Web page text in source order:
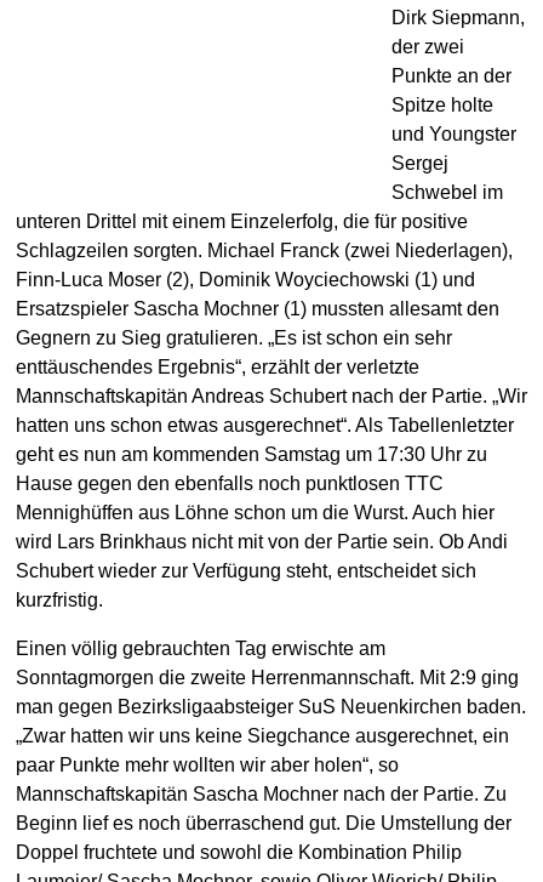
Dirk Siepmann,
der zwei
Punkte an der
Spitze holte
und Youngster
Sergej
Schwebel im
unteren Drittel mit einem Einzelerfolg, die für positive
Schlagzeilen sorgten. Michael Franck (zwei Niederlagen),
Finn-Luca Moser (2), Dominik Woyciechowski (1) und
Ersatzspieler Sascha Mochner (1) mussten allesamt den
Gegnern zu Sieg gratulieren. „Es ist schon ein sehr
enttäuschendes Ergebnis“, erzählt der verletzte
Mannschaftskapitän Andreas Schubert nach der Partie. „Wir
hatten uns schon etwas ausgerechnet“. Als Tabellenletzter
geht es nun am kommenden Samstag um 17:30 Uhr zu
Hause gegen den ebenfalls noch punktlosen TTC
Mennighüffen aus Löhne schon um die Wurst. Auch hier
wird Lars Brinkhaus nicht mit von der Partie sein. Ob Andi
Schubert wieder zur Verfügung steht, entscheidet sich
kurzfristig.
Einen völlig gebrauchten Tag erwischte am
Sonntagmorgen die zweite Herrenmannschaft. Mit 2:9 ging
man gegen Bezirksligaabsteiger SuS Neuenkirchen baden.
„Zwar hatten wir uns keine Siegchance ausgerechnet, ein
paar Punkte mehr wollten wir aber holen“, so
Mannschaftskapitän Sascha Mochner nach der Partie. Zu
Beginn lief es noch überraschend gut. Die Umstellung der
Doppel fruchtete und sowohl die Kombination Philip